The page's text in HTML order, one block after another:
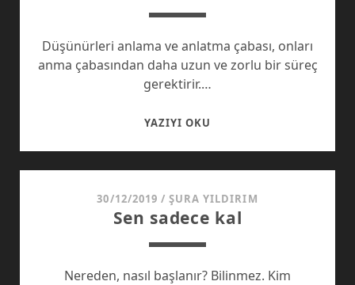
Düşünürleri anlama ve anlatma çabası, onları
anma çabasından daha uzun ve zorlu bir süreç
gerektirir.…
YAZIYI OKU
30/12/2019 /ŞURA YILDIRIM
Sen sadece kal
Nereden, nasıl başlanır? Bilinmez. Kim